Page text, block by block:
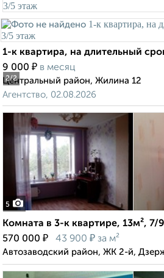
2/2
1-к квартира, на длительный
9 000 ₽ в месяц
Центральный район, Жилина 12
Агентство, 02.08.2026
5
Комната в 3-к квартире, 13м², 7/
570 000 ₽ 43 900 ₽ за м²
Автозаводский район, ЖК 2-й,